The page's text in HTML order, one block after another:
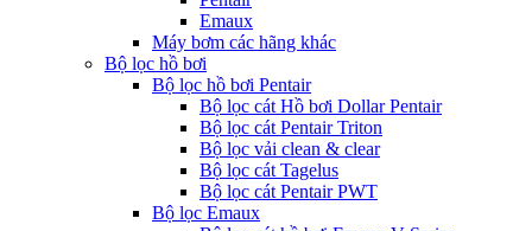
Emaux
Máy bơm các hãng khác
Bộ lọc hồ bơi
Bộ lọc hồ bơi Pentair
Bộ lọc cát Hồ bơi Dollar Pentair
Bộ lọc cát Pentair Triton
Bộ lọc vải clean & clear
Bộ lọc cát Tagelus
Bộ lọc cát Pentair PWT
Bộ lọc Emaux